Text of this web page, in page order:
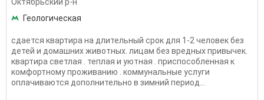
Геологическая
сдается квартира на длительный срок для 1-2 человек без
детей и домашних животных. лицам без вредных привычек.
квартира светлая . теплая и уютная . приспособленная к
комфортному проживанию . коммунальные услуги
оплачиваются дополнительно в зимний период...